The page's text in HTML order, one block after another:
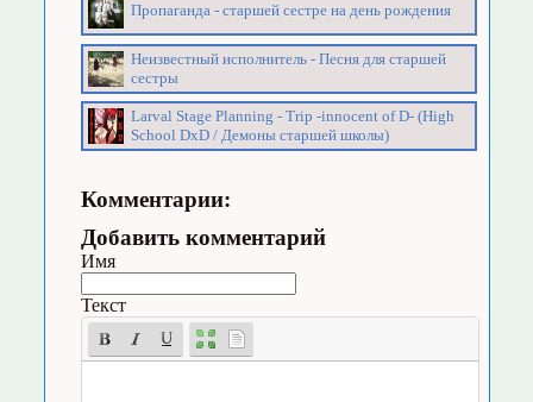
Пропаганда - старшей сестре на день рождения
Неизвестный исполнитель - Песня для старшей
сестры
Larval Stage Planning - Trip -innocent of D- (High
School DxD / Демоны старшей школы)
Комментарии:
Добавить комментарий
Имя
Текст